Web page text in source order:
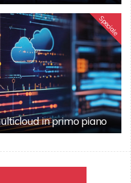
Speciale
in primo piano